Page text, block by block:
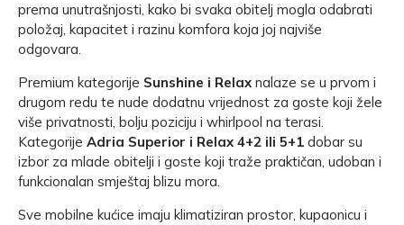
prema unutrašnjosti, kako bi svaka obitelj mogla odabrati
položaj, kapacitet i razinu komfora koja joj najviše
odgovara.
Premium kategorije Sunshine i Relax nalaze se u prvom i
drugom redu te nude dodatnu vrijednost za goste koji žele
više privatnosti, bolju poziciju i whirlpool na terasi.
Kategorije Adria Superior i Relax 4+2 ili 5+1 dobar su
izbor za mlade obitelji i goste koji traže praktičan, udoban i
funkcionalan smještaj blizu mora.
Sve mobilne kućice imaju klimatiziran prostor, kupaonicu i